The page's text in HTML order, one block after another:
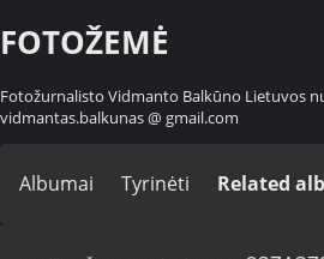
FOTOŽEMĖ
Fotožurnalisto Vidmanto Balkūno Lietuvos
vidmantas.balkunas @ gmail.com
Albumai Tyrinėti Related